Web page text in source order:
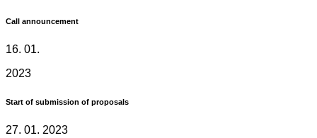
Call announcement
16. 01.
2023
Start of submission of proposals
27. 01. 2023